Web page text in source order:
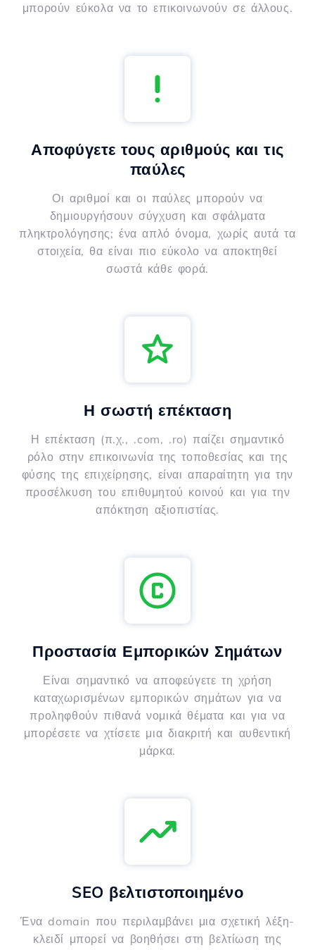
μπορούν εύκολα να το επικοινωνούν σε άλλους.
Αποφύγετε τους αριθμούς και τις
παύλες
Οι αριθμοί και οι παύλες μπορούν να
δημιουργήσουν σύγχυση και σφάλματα
πληκτρολόγησης; ένα απλό όνομα, χωρίς αυτά τα
στοιχεία, θα είναι πιο εύκολο να αποκτηθεί
σωστά κάθε φορά.
Η σωστή επέκταση
Η επέκταση (π.χ., .com, .ro) παίζει σημαντικό
ρόλο στην επικοινωνία της τοποθεσίας και της
φύσης της επιχείρησης, είναι απαραίτητη για την
προσέλκυση του επιθυμητού κοινού και για την
απόκτηση αξιοπιστίας.
Προστασία Εμπορικών Σημάτων
Είναι σημαντικό να αποφεύγετε τη χρήση
καταχωρισμένων εμπορικών σημάτων για να
προληφθούν πιθανά νομικά θέματα και για να
μπορέσετε να χτίσετε μια διακριτή και αυθεντική
μάρκα.
SEO βελτιστοποιημένο
Ένα domain που περιλαμβάνει μια σχετική λέξη-
κλειδί μπορεί να βοηθήσει στη βελτίωση της